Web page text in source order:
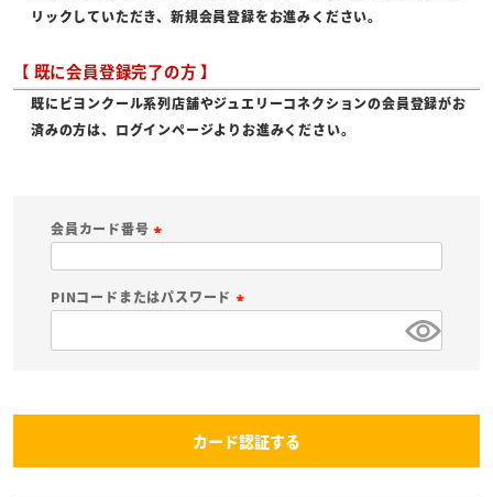
リックしていただき、新規会員登録をお進みください。
【 既に会員登録完了の方 】
既にビヨンクール系列店舗やジュエリーコネクションの会員登録がお
済みの方は、ログインページよりお進みください。
会員カード番号
必
須
PINコードまたはパスワード
)
カード認証する